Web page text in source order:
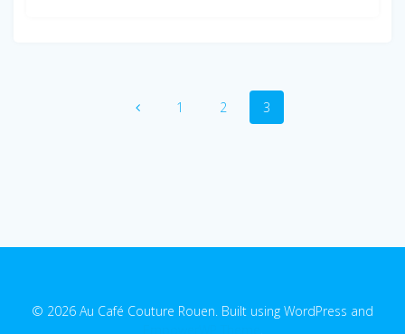
articles
Page
1 Page
2 Page
3
© 2026 Au Café Couture Rouen. Built using WordPress and